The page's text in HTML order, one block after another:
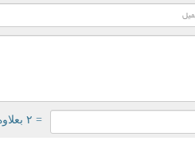
= ۲ بعلاوه ۵